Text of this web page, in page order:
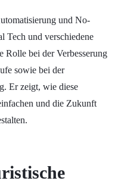
und No-
Tech und verschiedene
Rolle bei der Verbesserung
sowie bei der
Er zeigt, wie diese
und die Zukunft